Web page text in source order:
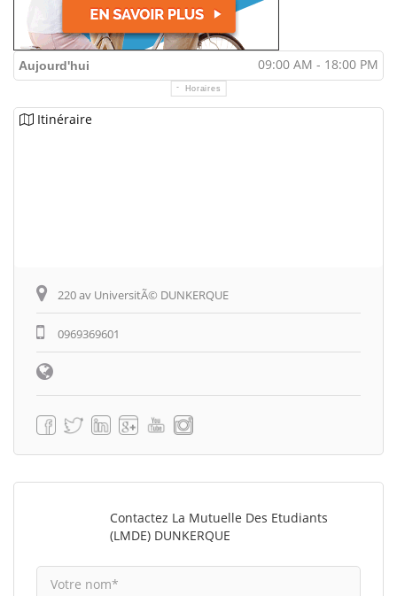
Aujourd'hui 09:00 AM - 18:00 PM
Horaires
Itinéraire
220 av UniversitÃ© DUNKERQUE
0969369601
Contactez La Mutuelle Des Etudiants
(LMDE) DUNKERQUE